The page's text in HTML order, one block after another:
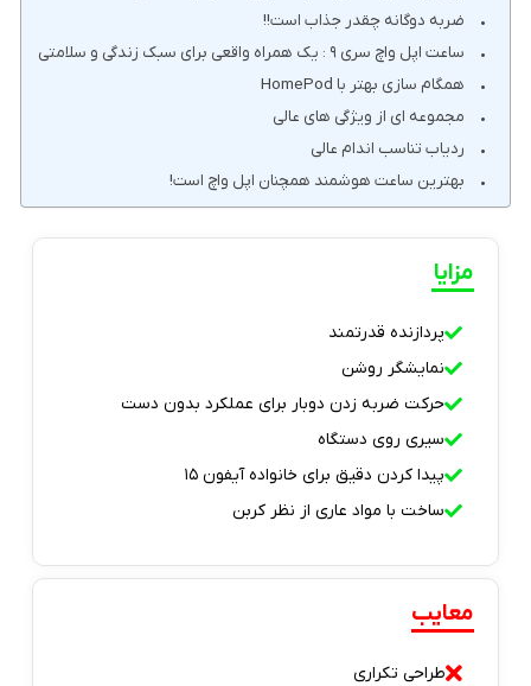
ضربه دوگانه چقدر جذاب است!!
ساعت اپل واچ سری ۹ : یک همراه واقعی برای سبک زندگی و سلامتی
همگام سازی بهتر با HomePod
مجموعه ای از ویژگی های عالی
ردیاب تناسب اندام عالی
بهترین ساعت هوشمند همچنان اپل واچ است!
مزایا
پردازنده قدرتمند
نمایشگر روشن
حرکت ضربه زدن دوبار برای عملکرد بدون دست
سیری روی دستگاه
پیدا کردن دقیق برای خانواده آیفون ۱۵
ساخت با مواد عاری از نظر کربن
معایب
طراحی تکراری